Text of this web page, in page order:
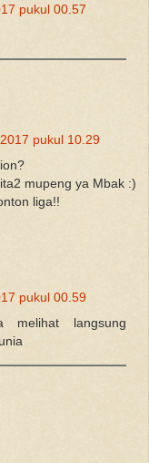
pukul 00.57
pukul 10.29
mupeng ya Mbak :)
liga!!
pukul 00.59
melihat langsung